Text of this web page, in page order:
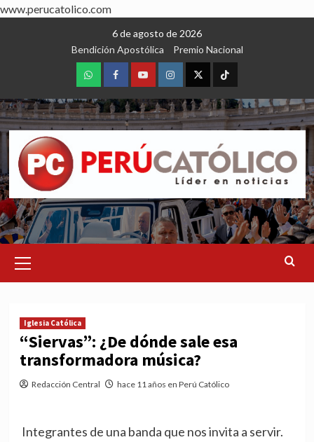
www.perucatolico.com
6 de agosto de 2026
Bendición Apostólica
Premio Nacional
WhatsAppFacebookYoutubeInstagram
X TikTok
Menu
Iglesia Católica
“Siervas”: ¿De dónde sale esa
transformadora música?
Redacción Central hace 11 años en Perú Católico
Integrantes de una banda que nos invita a servir.